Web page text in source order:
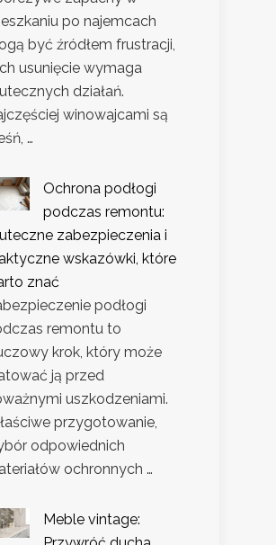
po najemcach
być źródłem frustracji,
usunięcie wymaga
działań.
winowajcami są
…
Ochrona podłogi
podczas remontu:
zabezpieczenia i
wskazówki, które
znać
podłogi
remontu to
krok, który może
ją przed
uszkodzeniami.
przygotowanie,
odpowiednich
ochronnych …
Meble vintage: